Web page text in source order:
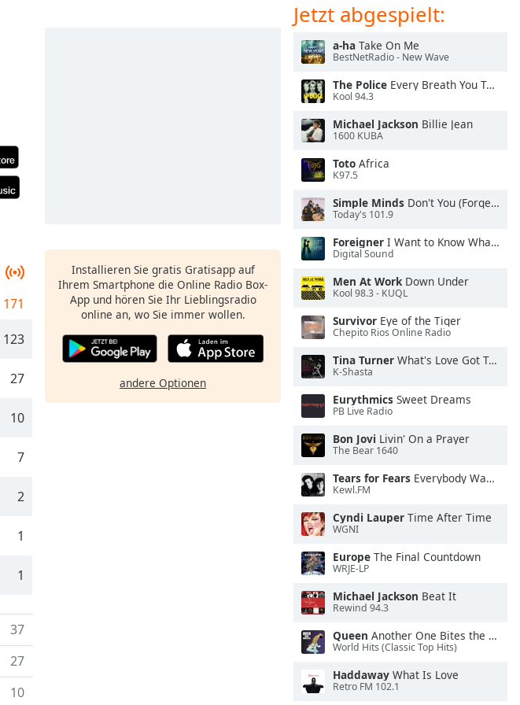
171
123
27
10
7
2
1
1
37
27
10
Installieren Sie gratis Gratisapp auf
Ihrem Smartphone die Online Radio Box-
App und hören Sie Ihr Lieblingsradio
online an, wo Sie immer wollen.
andere Optionen
Jetzt abgespielt:
a-ha Take On Me
BestNetRadio - New Wave
The Police Every Breath You Take
Kool 94.3
Michael Jackson Billie Jean
1600 KUBA
Toto Africa
K97.5
Simple Minds Don't You (Forget About Me)
Today's 101.9
Foreigner I Want to Know What Love Is
Digital Sound
Men At WorkDown Under
Kool 98.3 - KUQL
Survivor Eye of the Tiger
Chepito Rios Online Radio
Tina Turner What's Love Got To Do With It
K-Shasta
Eurythmics Sweet Dreams
PB Live Radio
Bon Jovi Livin' On a Prayer
The Bear 1640
Tears for Fears Everybody Wants To Rule the World
Kewl.FM
Cyndi Lauper Time After Time
WGNI
Europe The Final Countdown
WRJE-LP
Michael Jackson Beat It
Rewind 94.3
Queen Another One Bites the Dust
World Hits (Classic Top Hits)
Haddaway What Is Love
Retro FM 102.1